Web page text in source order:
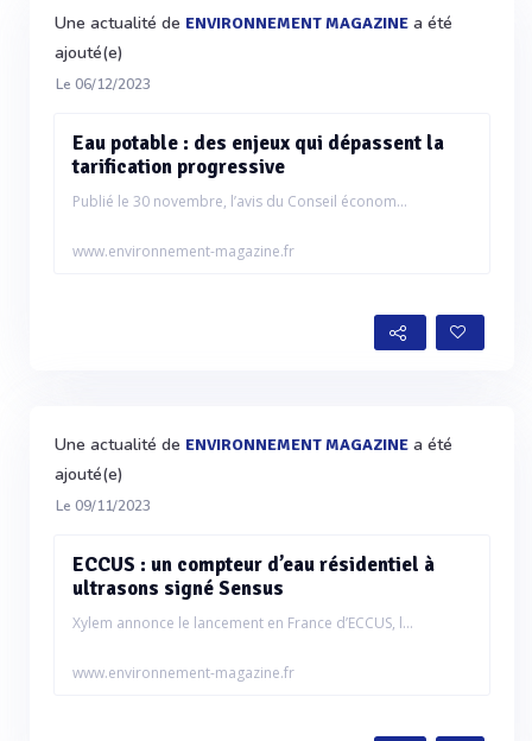
Une actualité de ENVIRONNEMENT MAGAZINE a été
ajouté(e)
Le 06/12/2023
Eau potable : des enjeux qui dépassent la
tarification progressive
Publié le 30 novembre, l’avis du Conseil économ...
www.environnement-magazine.fr
Une actualité de ENVIRONNEMENT MAGAZINE a été
ajouté(e)
Le 09/11/2023
ECCUS : un compteur d’eau résidentiel à
ultrasons signé Sensus
Xylem annonce le lancement en France d’ECCUS, l...
www.environnement-magazine.fr